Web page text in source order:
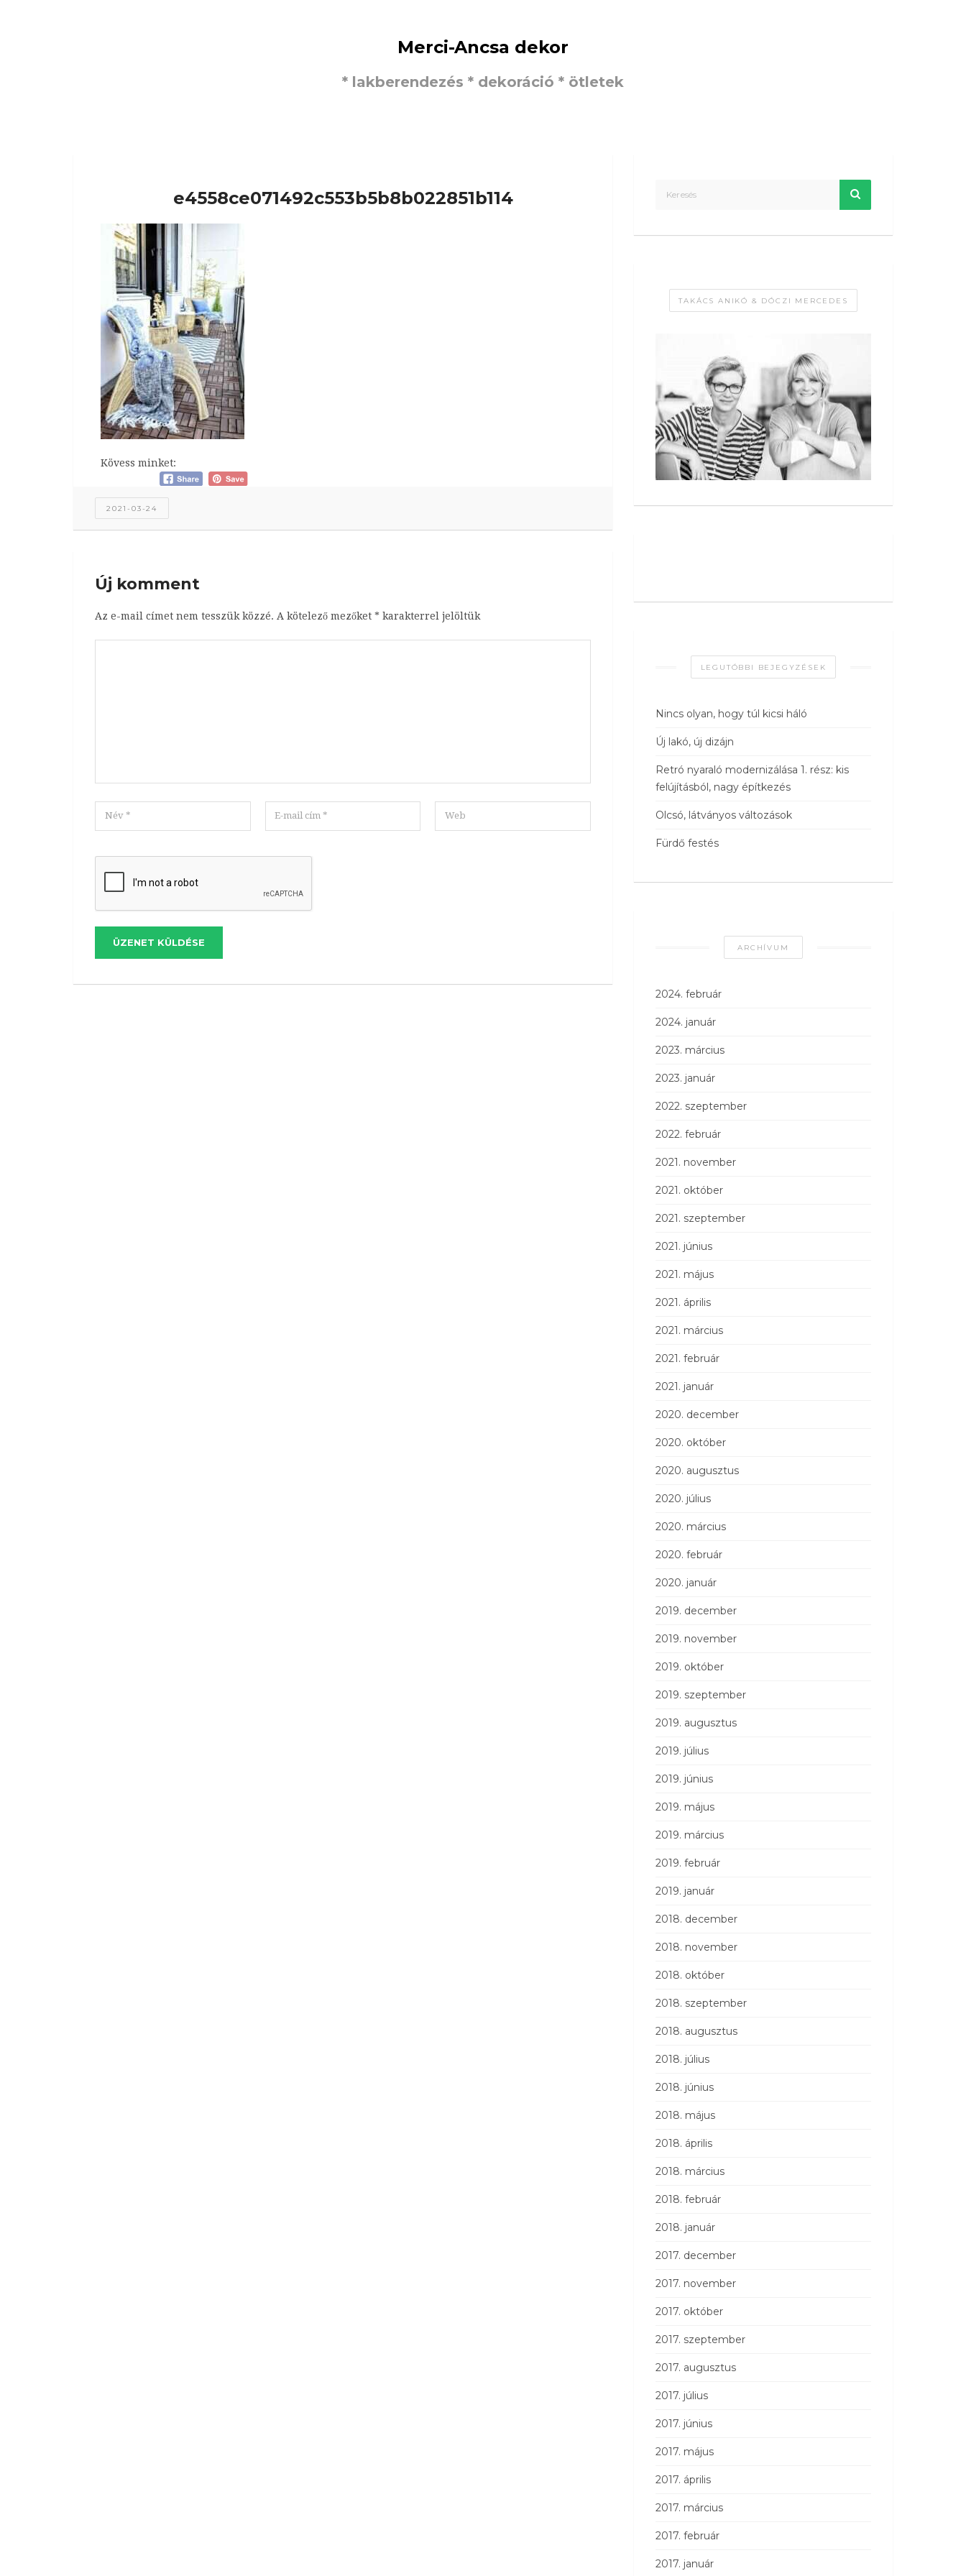
Merci-Ancsa dekor
* lakberendezés * dekoráció * ötletek
e4558ce071492c553b5b8b022851b114
Kövess minket:
2021-03-24
Új komment
Az e-mail címet nem tesszük közzé. A kötelező mezőket * karakterrel jelöltük
ÜZENET KÜLDÉSE
TAKÁCS ANIKÓ & DÓCZI MERCEDES
LEGUTÓBBI BEJEGYZÉSEK
Nincs olyan, hogy túl kicsi háló
Új lakó, új dizájn
Retró nyaraló modernizálása 1. rész: kis
felújításból, nagy építkezés
Olcsó, látványos változások
Fürdő festés
ARCHÍVUM
2024. február
2024. január
2023. március
2023. január
2022. szeptember
2022. február
2021. november
2021. október
2021. szeptember
2021. június
2021. május
2021. április
2021. március
2021. február
2021. január
2020. december
2020. október
2020. augusztus
2020. július
2020. március
2020. február
2020. január
2019. december
2019. november
2019. október
2019. szeptember
2019. augusztus
2019. július
2019. június
2019. május
2019. március
2019. február
2019. január
2018. december
2018. november
2018. október
2018. szeptember
2018. augusztus
2018. július
2018. június
2018. május
2018. április
2018. március
2018. február
2018. január
2017. december
2017. november
2017. október
2017. szeptember
2017. augusztus
2017. július
2017. június
2017. május
2017. április
2017. március
2017. február
2017. január